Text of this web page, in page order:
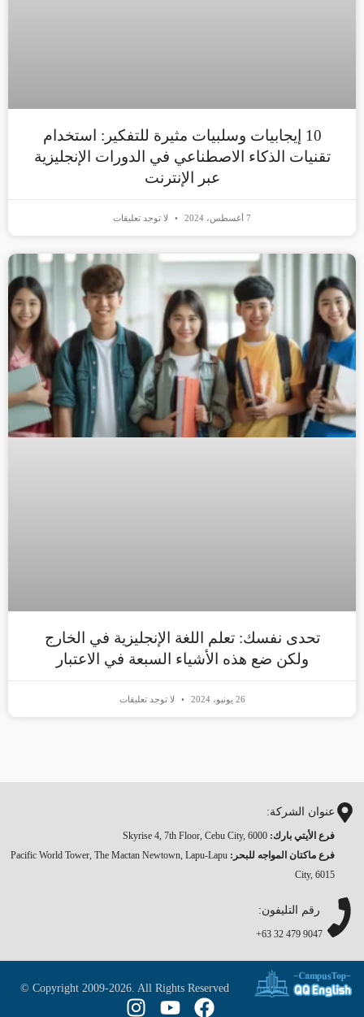
10 إيجابيات وسلبيات مثيرة للتفكير: استخدام
تقنيات الذكاء الاصطناعي في الدورات الإنجليزية
عبر الإنترنت
7 أغسطس، 2024 لا توجد تعليقات
تحدى نفسك: تعلم اللغة الإنجليزية في الخارج
ولكن ضع هذه الأشياء السبعة في الاعتبار
26 يونيو، 2024 لا توجد تعليقات
عنوان الشركة:
فرع الأيتي بارك: Skyrise 4, 7th Floor, Cebu City, 6000
فرع ماكتان المواجه للبحر :
Pacific World Tower, The Mactan Newtown, Lapu-Lapu
City, 6015
رقم التليفون:
9047 479 32 63+
© Copyright 2009-2026. All Rights Reserved
F
Y
I